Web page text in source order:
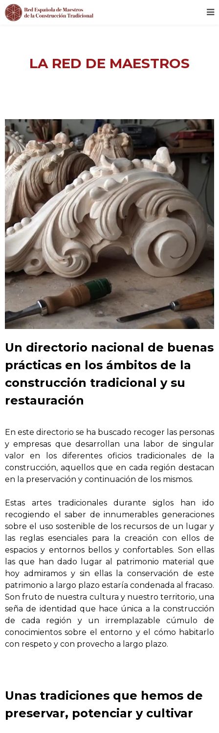
LA RED DE MAESTROS
Un directorio nacional de buenas
prácticas en los ámbitos de la
construcción tradicional y su
restauración
En este directorio se ha buscado recoger las personas
y empresas que desarrollan una labor de singular
valor en los diferentes oficios tradicionales de la
construcción, aquellos que en cada región destacan
en la preservación y continuación de los mismos.
Estas artes tradicionales durante siglos han ido
recogiendo el saber de innumerables generaciones
sobre el uso sostenible de los recursos de un lugar y
las reglas esenciales para la creación con ellos de
espacios y entornos bellos y confortables. Son ellas
las que han dado lugar al patrimonio material que
hoy admiramos y sin ellas la conservación de este
patrimonio a largo plazo estaría condenada al fracaso.
Son fruto de nuestra cultura y nuestro territorio, una
seña de identidad que hace única a la construcción
de cada región y un irremplazable cúmulo de
conocimientos sobre el entorno y el cómo habitarlo
con respeto y con provecho a largo plazo.
Unas tradiciones que hemos de
preservar, potenciar y cultivar